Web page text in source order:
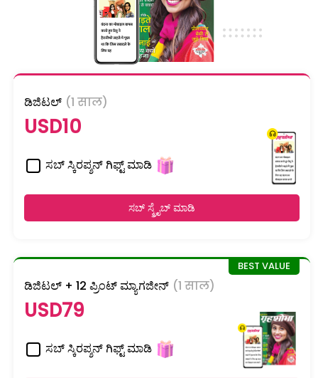
ಡಿಜಿಟಲ್ (1 साल)
USD10
ಸಬ್ ಸ್ಕಿರಪ್ಶನ್ ಗಿಫ್ಟ್ ಮಾಡಿ
ಸಬ್ ಸ್ಕ್ರೈಬ್ ಮಾಡಿ
ಡಿಜಿಟಲ್ + 12 ಪ್ರಿಂಟ್ ಮ್ಯಾಗಜೀನ್ (1 साल)
USD79
ಸಬ್ ಸ್ಕಿರಪ್ಶನ್ ಗಿಫ್ಟ್ ಮಾಡಿ